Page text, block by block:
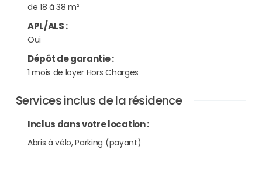
de 18 à 38 m²
APL/ALS:
Oui
Dépôt de garantie:
1 mois de loyer Hors Charges
Services inclus de la résidence
Inclus dans votre location :
Abris à vélo, Parking (payant)